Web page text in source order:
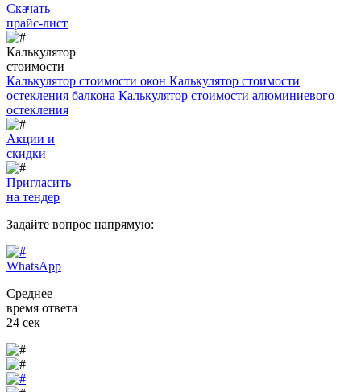
Скачать
прайс-лист
Калькулятор
стоимости
Калькулятор стоимости окон Калькулятор стоимости
остекления балкона Калькулятор стоимости алюминиевого
остекления
Акции и
скидки
Пригласить
на тендер
Задайте вопрос напрямую:
WhatsApp
Среднее
время ответа
24 сек